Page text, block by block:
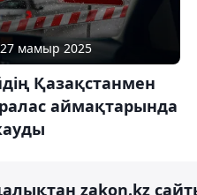
мамыр 2025
Қазақстанмен
аймақтарында
zakon.kz